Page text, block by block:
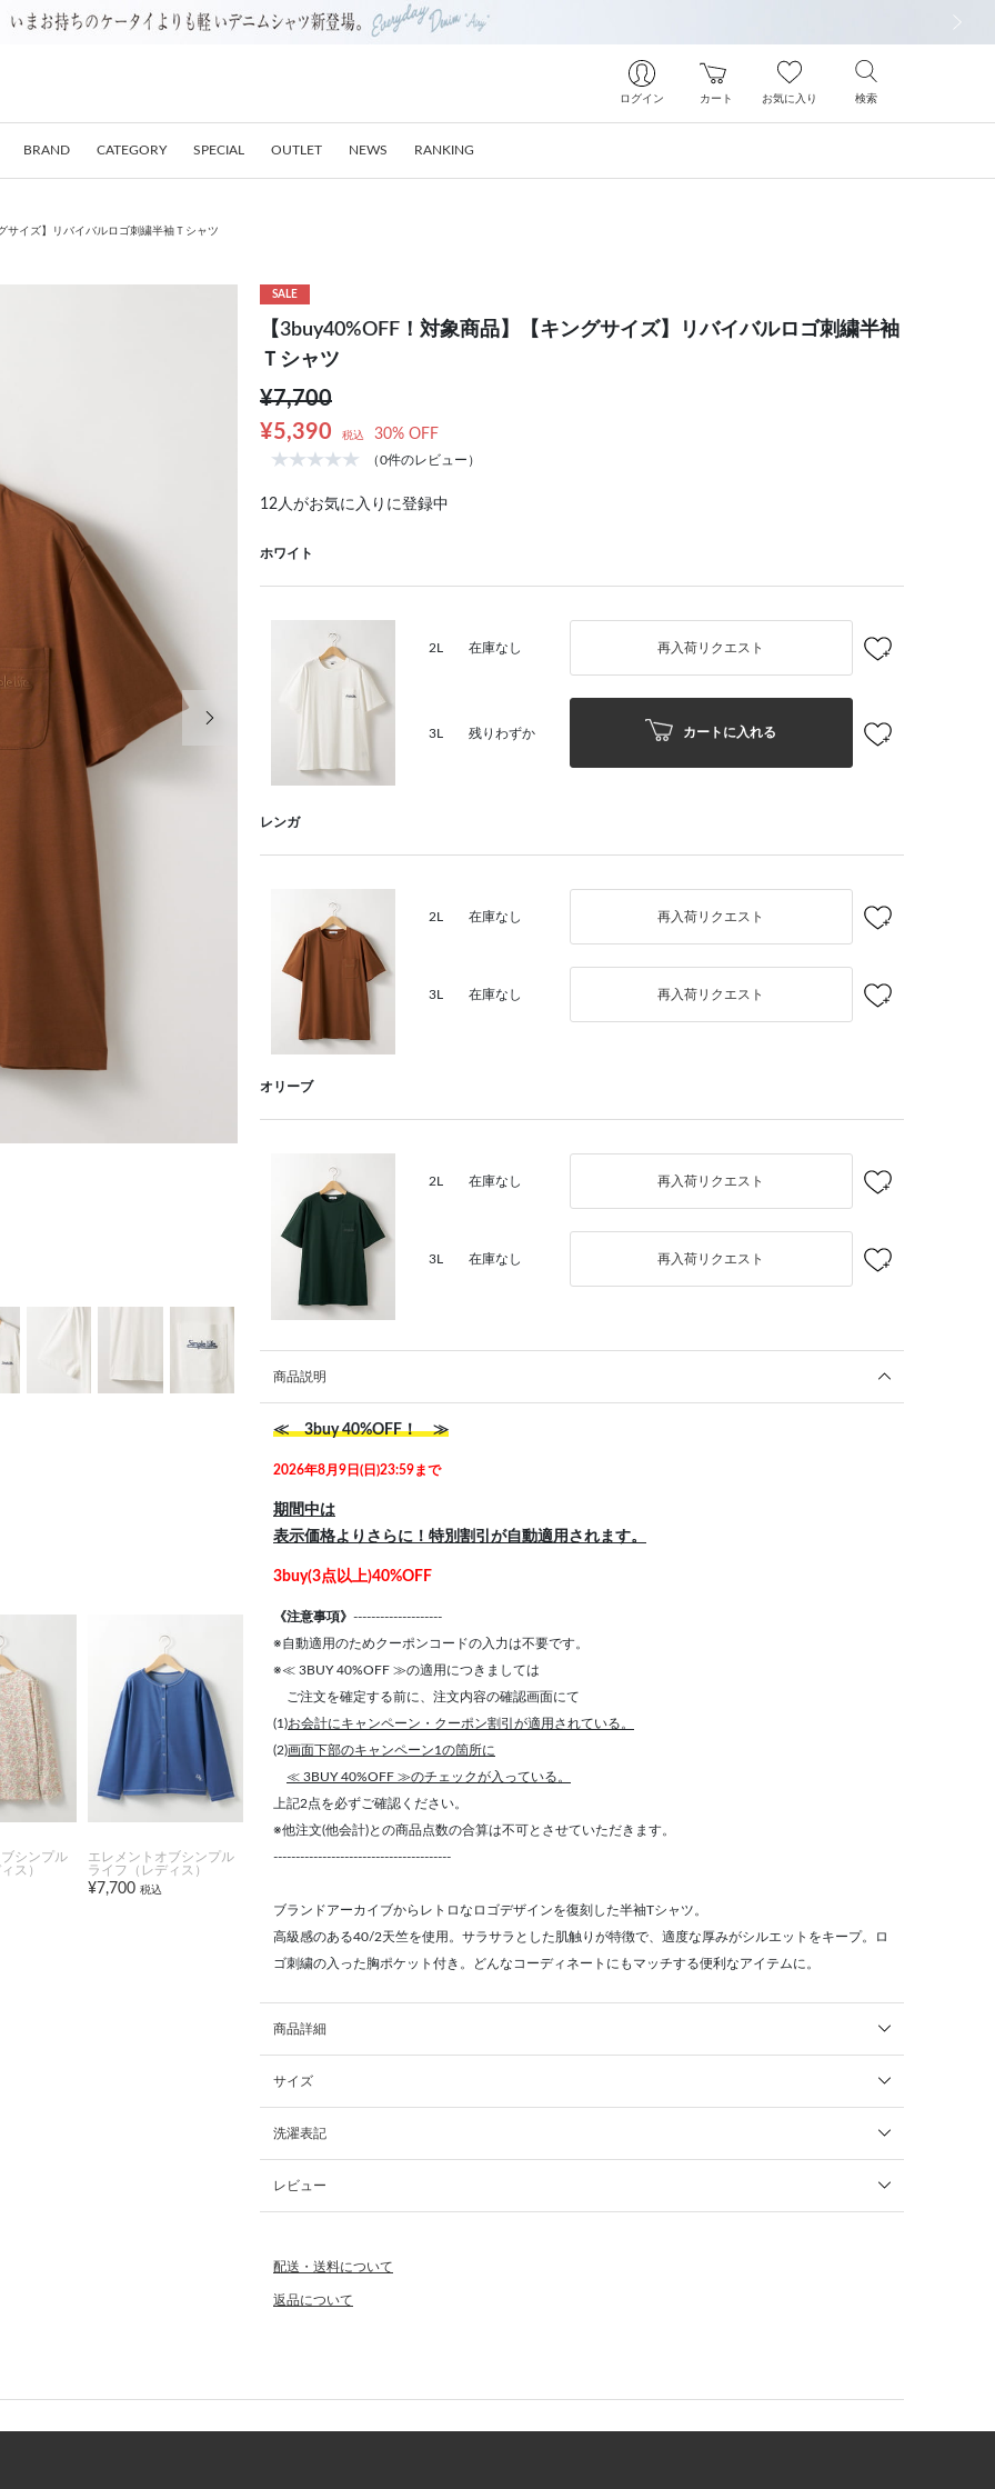
ログイン カート お気に入り 検索
BRAND CATEGORY SPECIAL OUTLET NEWS RANKING
サイズ】リバイバルロゴ刺繍半袖Ｔシャツ
シンプル
ス）
エレメントオブシンプル
ライフ（レディス）
¥7,700 税込
SALE
【3buy40%OFF！対象商品】【キングサイズ】リバイバルロゴ刺繍半袖
Ｔシャツ
¥7,700
¥5,390
税込 30% OFF
（0件のレビュー）
12人がお気に入りに登録中
ホワイト
2L 在庫なし 再入荷リクエスト
3L 残りわずか カートに入れる
レンガ
2L 在庫なし 再入荷リクエスト
3L 在庫なし 再入荷リクエスト
オリーブ
2L 在庫なし 再入荷リクエスト
3L 在庫なし 再入荷リクエスト
商品説明
≪ 3buy 40%OFF！ ≫
2026年8月9日(日)23:59まで
期間中は
表示価格よりさらに！特別割引が自動適用されます。
3buy(3点以上)40%OFF
《注意事項》 --------------------
※自動適用のためクーポンコードの入力は不要です。
※≪ 3BUY 40%OFF ≫の適用につきましては
ご注文を確定する前に、注文内容の確認画面にて
(1)お会計にキャンペーン・クーポン割引が適用されている。
(2)画面下部のキャンペーン1の箇所に
≪ 3BUY 40%OFF ≫のチェックが入っている。
上記2点を必ずご確認ください。
※他注文(他会計)との商品点数の合算は不可とさせていただきます。
----------------------------------------
ブランドアーカイブからレトロなロゴデザインを復刻した半袖Tシャツ。
高級感のある40/2天竺を使用。サラサラとした肌触りが特徴で、適度な厚みがシルエットをキープ。ロ
ゴ刺繍の入った胸ポケット付き。どんなコーディネートにもマッチする便利なアイテムに。
商品詳細
サイズ
洗濯表記
レビュー
配送・送料について
返品について